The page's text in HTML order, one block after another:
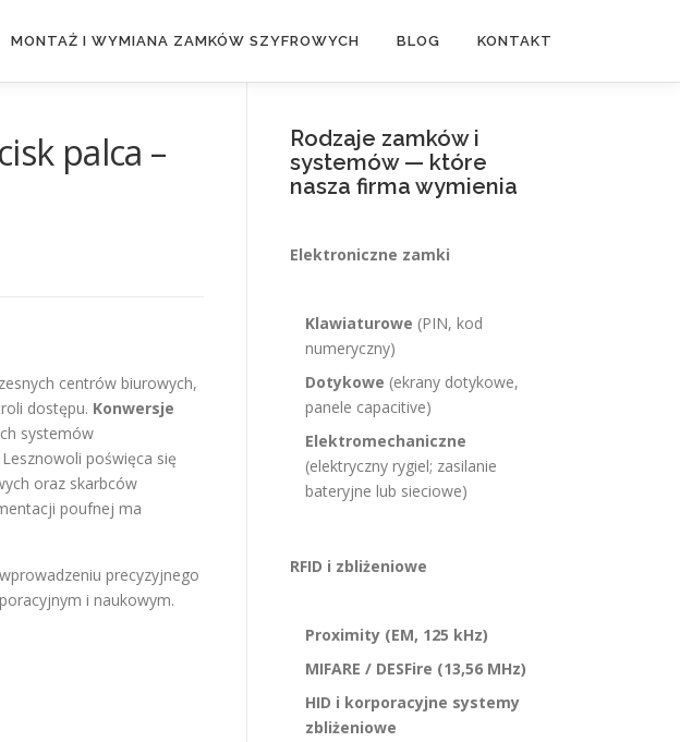
MONTAŻ I WYMIANA ZAMKÓW SZYFROWYCH BLOG KONTAKT
palca –
centrów biurowych,
dostępu. Konwersje
systemów
poświęca się
oraz skarbców
poufnej ma
precyzyjnego
i naukowym.
Rodzaje zamków i
systemów — które
nasza firma wymienia
Elektroniczne zamki
Klawiaturowe (PIN, kod
numeryczny)
Dotykowe (ekrany dotykowe,
panele capacitive)
Elektromechaniczne
(elektryczny rygiel; zasilanie
bateryjne lub sieciowe)
RFID i zbliżeniowe
Proximity (EM, 125 kHz)
MIFARE / DESFire (13,56 MHz)
HID i korporacyjne systemy
zbliżeniowe